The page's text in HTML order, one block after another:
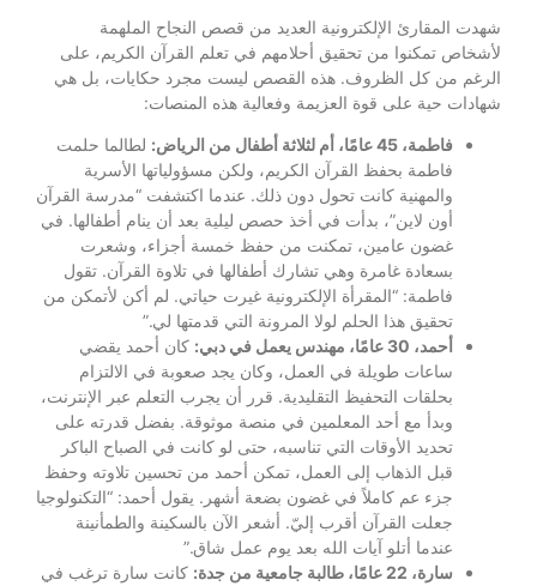
شهدت المقارئ الإلكترونية العديد من قصص النجاح الملهمة
لأشخاص تمكنوا من تحقيق أحلامهم في تعلم القرآن الكريم، على
الرغم من كل الظروف. هذه القصص ليست مجرد حكايات، بل هي
شهادات حية على قوة العزيمة وفعالية هذه المنصات:
فاطمة، 45 عامًا، أم لثلاثة أطفال من الرياض:
لطالما حلمت
فاطمة بحفظ القرآن الكريم، ولكن مسؤولياتها الأسرية
والمهنية كانت تحول دون ذلك. عندما اكتشفت “مدرسة القرآن
أون لاين”، بدأت في أخذ حصص ليلية بعد أن ينام أطفالها. في
غضون عامين، تمكنت من حفظ خمسة أجزاء، وشعرت
بسعادة غامرة وهي تشارك أطفالها في تلاوة القرآن. تقول
فاطمة: “المقرأة الإلكترونية غيرت حياتي. لم أكن لأتمكن من
تحقيق هذا الحلم لولا المرونة التي قدمتها لي.”
أحمد، 30 عامًا، مهندس يعمل في دبي:
كان أحمد يقضي
ساعات طويلة في العمل، وكان يجد صعوبة في الالتزام
بحلقات التحفيظ التقليدية. قرر أن يجرب التعلم عبر الإنترنت،
وبدأ مع أحد المعلمين في منصة موثوقة. بفضل قدرته على
تحديد الأوقات التي تناسبه، حتى لو كانت في الصباح الباكر
قبل الذهاب إلى العمل، تمكن أحمد من تحسين تلاوته وحفظ
جزء عم كاملاً في غضون بضعة أشهر. يقول أحمد: “التكنولوجيا
جعلت القرآن أقرب إليّ. أشعر الآن بالسكينة والطمأنينة
عندما أتلو آيات الله بعد يوم عمل شاق.”
سارة، 22 عامًا، طالبة جامعية من جدة:
كانت سارة ترغب في